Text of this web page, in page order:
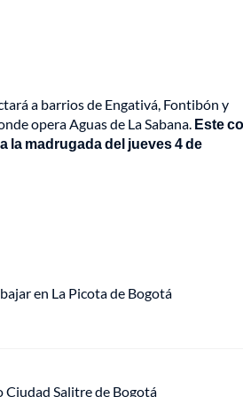
a barrios de Engativá, Fontibón y
opera Aguas de La Sabana. Este
la madrugada del jueves 4 de
en La Picota de Bogotá
Salitre de Bogotá